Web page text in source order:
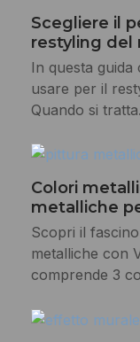
Scegliere il
restyling del
In questa
usare per il
Quando si
Colori
metalliche
Scopri il
metalliche con
comprende 3